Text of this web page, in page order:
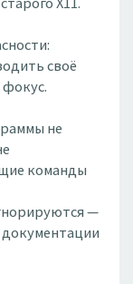
своё
не
команды
—